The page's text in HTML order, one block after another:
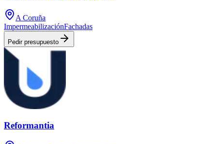
A Coruña
ImpermeabilizaciónFachadas
Pedir presupuesto
Reformantia